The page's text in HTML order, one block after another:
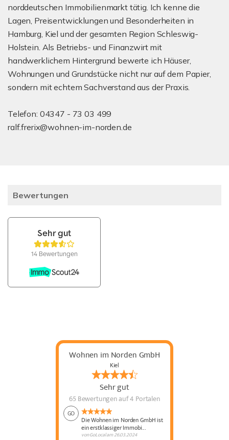
norddeutschen Immobilienmarkt tätig. Ich kenne die
Lagen, Preisentwicklungen und Besonderheiten in
Hamburg, Kiel und der gesamten Region Schleswig-
Holstein. Als Betriebs- und Finanzwirt mit
handwerklichem Hintergrund bewerte ich Häuser,
Wohnungen und Grundstücke nicht nur auf dem Papier,
sondern mit echtem Sachverstand aus der Praxis.
Telefon: 04347 - 73 03 499
ralf.frerix@wohnen-im-norden.de
Bewertungen
Wohnen im Norden GmbH
Kiel
Sehr gut
65 Bewertungenauf 4 Portalen
GO
Die Wohnen im Norden GmbH ist
ein erstklassiger Immobi...
vonGoLocalam26.03.2024